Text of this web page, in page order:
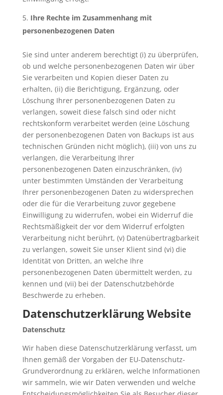
Ihre Rechte im Zusammenhang mit
personenbezogenen Daten
Sie sind unter anderem berechtigt (i) zu überprüfen,
ob und welche personenbezogenen Daten wir über
Sie verarbeiten und Kopien dieser Daten zu
erhalten, (ii) die Berichtigung, Ergänzung, oder
Löschung Ihrer personenbezogenen Daten zu
verlangen, soweit diese falsch sind oder nicht
rechtskonform verarbeitet werden (eine Löschung
der personenbezogenen Daten von Backups ist aus
technischen Gründen nicht möglich), (iii) von uns zu
verlangen, die Verarbeitung Ihrer
personenbezogenen Daten einzuschränken, (iv)
unter bestimmten Umständen der Verarbeitung
Ihrer personenbezogenen Daten zu widersprechen
oder die für die Verarbeitung zuvor gegebene
Einwilligung zu widerrufen, wobei ein Widerruf die
Rechtsmäßigkeit der vor dem Widerruf erfolgten
Verarbeitung nicht berührt, (v) Datenübertragbarkeit
zu verlangen, soweit Sie unser Klient sind (vi) die
Identität von Dritten, an welche Ihre
personenbezogenen Daten übermittelt werden, zu
kennen und (vii) bei der Datenschutzbehörde
Beschwerde zu erheben.
Datenschutzerklärung Website
Datenschutz
Wir haben diese Datenschutzerklärung verfasst, um
Ihnen gemäß der Vorgaben der EU-Datenschutz-
Grundverordnung zu erklären, welche Informationen
wir sammeln, wie wir Daten verwenden und welche